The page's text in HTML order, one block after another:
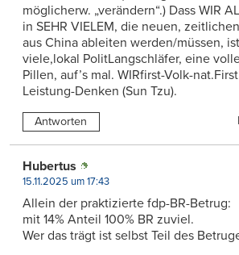
möglicherw. „verändern“.) Dass WIR
in SEHR VIELEM, die neuen,
aus China ableiten werden/müssen,
viele,lokal PolitLangschläfer, eine
Pillen, auf’s mal. WIRfirst-Volk-
Leistung-Denken (Sun Tzu).
Antworten
Hubertus
15.11.2025 um 17:43
Allein der praktizierte fdp-BR-Betrug:
mit 14% Anteil 100% BR zuviel.
Wer das trägt ist selbst Teil des